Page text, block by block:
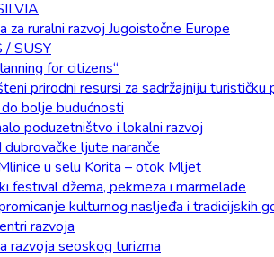
za ruralni razvoj Jugoistočne Europe
/ SUSY
for citizens“
prirodni resursi za sadržajniju turističku
bolje budućnosti
poduzetništvo i lokalni razvoj
dubrovačke ljute naranče
u selu Korita – otok Mljet
festival džema, pekmeza i marmelade
kulturnog nasljeđa i tradicijskih
razvoja
razvoja seoskog turizma